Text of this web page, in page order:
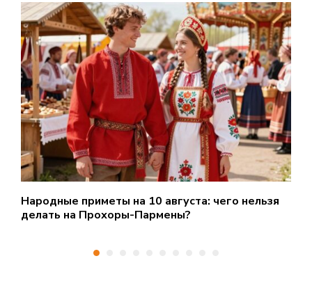
Народные приметы на 10 августа: чего нельзя
делать на Прохоры-Пармены?